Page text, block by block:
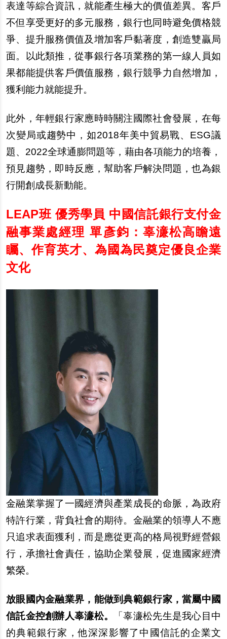
表達等綜合資訊，就能產生極大的價值差異。客戶
不但享受更好的多元服務，銀行也同時避免價格競
爭、提升服務價值及增加客戶黏著度，創造雙贏局
面。以此類推，從事銀行各項業務的第一線人員如
果都能提供客戶價值服務，銀行競爭力自然增加，
獲利能力就能提升。
此外，年輕銀行家應時時關注國際社會發展，在每
次變局或趨勢中，如2018年美中貿易戰、ESG議
題、2022全球通膨問題等，藉由各項能力的培養，
預見趨勢，即時反應，幫助客戶解決問題，也為銀
行開創成長新動能。
LEAP班 優秀學員 中國信託銀行支付金
融事業處經理 單彥鈞：辜濓松高瞻遠
矚、作育英才、為國為民奠定優良企業
文化
金融業掌握了一國經濟與產業成長的命脈，為政府
特許行業，背負社會的期待。金融業的領導人不應
只追求表面獲利，而是應從更高的格局視野經營銀
行，承擔社會責任，協助企業發展，促進國家經濟
繁榮。
放眼國內金融業界，能做到典範銀行家，當屬中國
信託金控創辦人辜濓松。
「辜濓松先生是我心目中
的典範銀行家，他深深影響了中國信託的企業文